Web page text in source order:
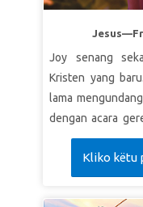
Joy senang
Kristen yang
lama
dengan acara
apa. Apakah
yang belum
Joy, Chris, dan
kisah Alkitab:
Kliko këtu